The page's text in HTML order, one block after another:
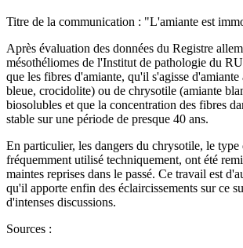
Titre de la communication : "L'amiante est
Après évaluation des données du Registre
mésothéliomes de l'Institut de pathologie du
que les fibres d'amiante, qu'il s'agisse
bleue, crocidolite) ou de chrysotile (amiante
biosolubles et que la concentration des fibres
stable sur une période de presque 40 ans.
En particulier, les dangers du chrysotile, le type
fréquemment utilisé techniquement, ont été
maintes reprises dans le passé. Ce travail est
qu'il apporte enfin des éclaircissements sur ce
d'intenses discussions.
Sources :